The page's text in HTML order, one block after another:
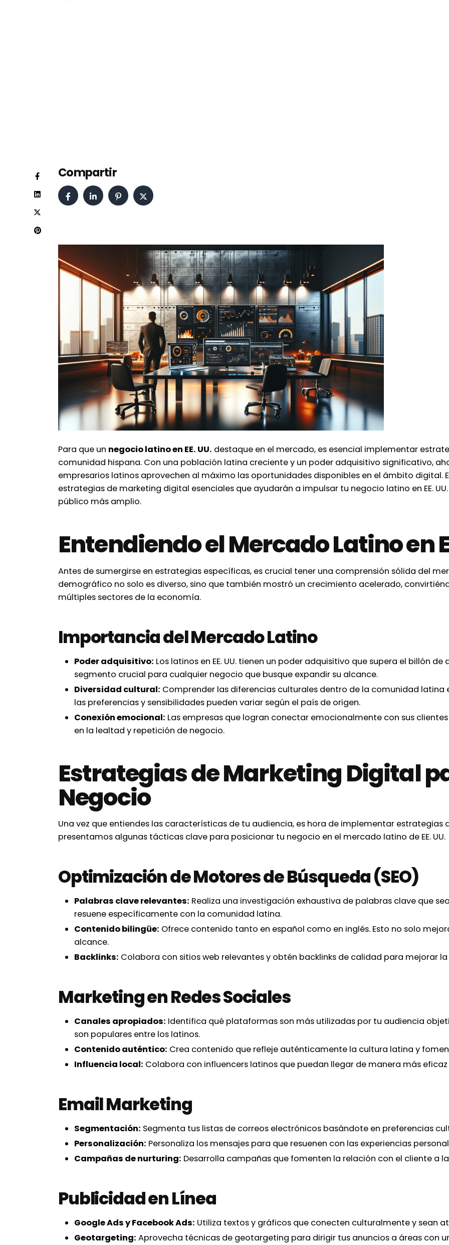
Compartir
Para que un negocio latino en EE. UU. destaque en el mercado, es esencial implementar
comunidad hispana. Con una población latina creciente y un poder adquisitivo significativo,
empresarios latinos aprovechen al máximo las oportunidades disponibles en el ámbito digital.
estrategias de marketing digital esenciales que ayudarán a impulsar tu negocio latino en EE.
público más amplio.
Entendiendo el Mercado Latino en
Antes de sumergirse en estrategias específicas, es crucial tener una comprensión sólida del
demográfico no solo es diverso, sino que también mostró un crecimiento acelerado,
múltiples sectores de la economía.
Importancia del Mercado Latino
Poder adquisitivo: Los latinos en EE. UU. tienen un poder adquisitivo que supera el billón
segmento crucial para cualquier negocio que busque expandir su alcance.
Diversidad cultural: Comprender las diferencias culturales dentro de la comunidad latina
las preferencias y sensibilidades pueden variar según el país de origen.
Conexión emocional: Las empresas que logran conectar emocionalmente con sus
en la lealtad y repetición de negocio.
Estrategias de Marketing Digital
Negocio
Una vez que entiendes las características de tu audiencia, es hora de implementar
presentamos algunas tácticas clave para posicionar tu negocio en el mercado latino de EE. UU.
Optimización de Motores de Búsqueda (SEO)
Palabras clave relevantes: Realiza una investigación exhaustiva de palabras clave que
resuene específicamente con la comunidad latina.
Contenido bilingüe: Ofrece contenido tanto en español como en inglés. Esto no solo
alcance.
Backlinks: Colabora con sitios web relevantes y obtén backlinks de calidad para mejorar
Marketing en Redes Sociales
Canales apropiados: Identifica qué plataformas son más utilizadas por tu audiencia
son populares entre los latinos.
Contenido auténtico: Crea contenido que refleje auténticamente la cultura latina y
Influencia local: Colabora con influencers latinos que puedan llegar de manera más
Email Marketing
Segmentación: Segmenta tus listas de correos electrónicos basándote en preferencias
Personalización: Personaliza los mensajes para que resuenen con las experiencias
Campañas de nurturing: Desarrolla campañas que fomenten la relación con el cliente a
Publicidad en Línea
Google Ads y Facebook Ads: Utiliza textos y gráficos que conecten culturalmente y sean
Geotargeting: Aprovecha técnicas de geotargeting para dirigir tus anuncios a áreas con